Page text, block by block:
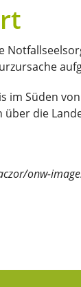
Süden
die
onw-